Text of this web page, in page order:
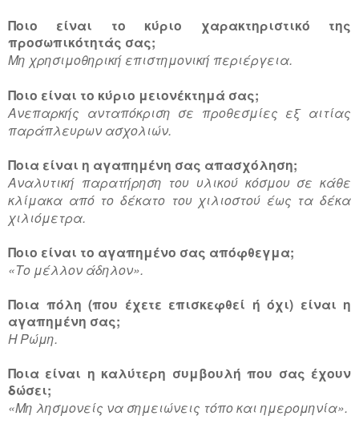
Ποιο είναι το κύριο χαρακτηριστικό της
προσωπικότητάς σας;
Μη χρησιμοθηρική επιστημονική περιέργεια.
Ποιο είναι το κύριο μειονέκτημά σας;
Ανεπαρκής ανταπόκριση σε προθεσμίες εξ αιτίας
παράπλευρων ασχολιών.
Ποια είναι η αγαπημένη σας απασχόληση;
Αναλυτική παρατήρηση του υλικού κόσμου σε κάθε
κλίμακα από το δέκατο του χιλιοστού έως τα δέκα
χιλιόμετρα.
Ποιο είναι το αγαπημένο σας απόφθεγμα;
«Το μέλλον άδηλον».
Ποια πόλη (που έχετε επισκεφθεί ή όχι) είναι η
αγαπημένη σας;
Η Ρώμη.
Ποια είναι η καλύτερη συμβουλή που σας έχουν
δώσει;
«Μη λησμονείς να σημειώνεις τόπο και ημερομηνία».